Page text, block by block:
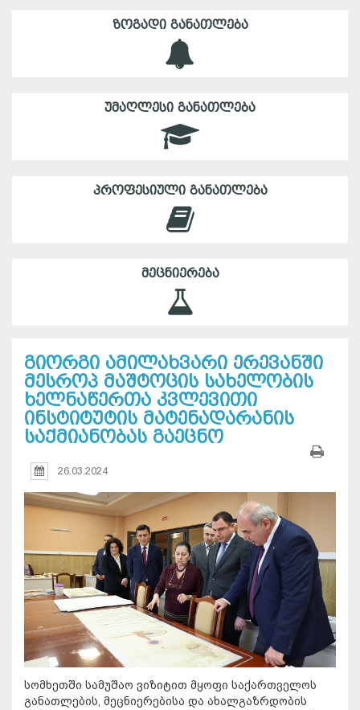
ᲖᲝᲒᲐᲓᲘ ᲒᲐᲜᲐᲗᲚᲔᲑᲐ
ᲣᲛᲐᲦᲚᲔᲡᲘ ᲒᲐᲜᲐᲗᲚᲔᲑᲐ
ᲞᲠᲝᲤᲔᲡᲘᲣᲚᲘ ᲒᲐᲜᲐᲗᲚᲔᲑᲐ
ᲛᲔᲪᲜᲘᲔᲠᲔᲑᲐ
გიორგი ამილახვარი ერევანში
მესროპ მაშტოცის სახელობის
ხელნაწერთა კვლევითი
ინსტიტუტის მატენადარანის
საქმიანობას გაეცნო
26.03.2024
სომხეთში სამუშაო ვიზიტით მყოფი საქართველოს
განათლების, მეცნიერებისა და ახალგაზრდობის